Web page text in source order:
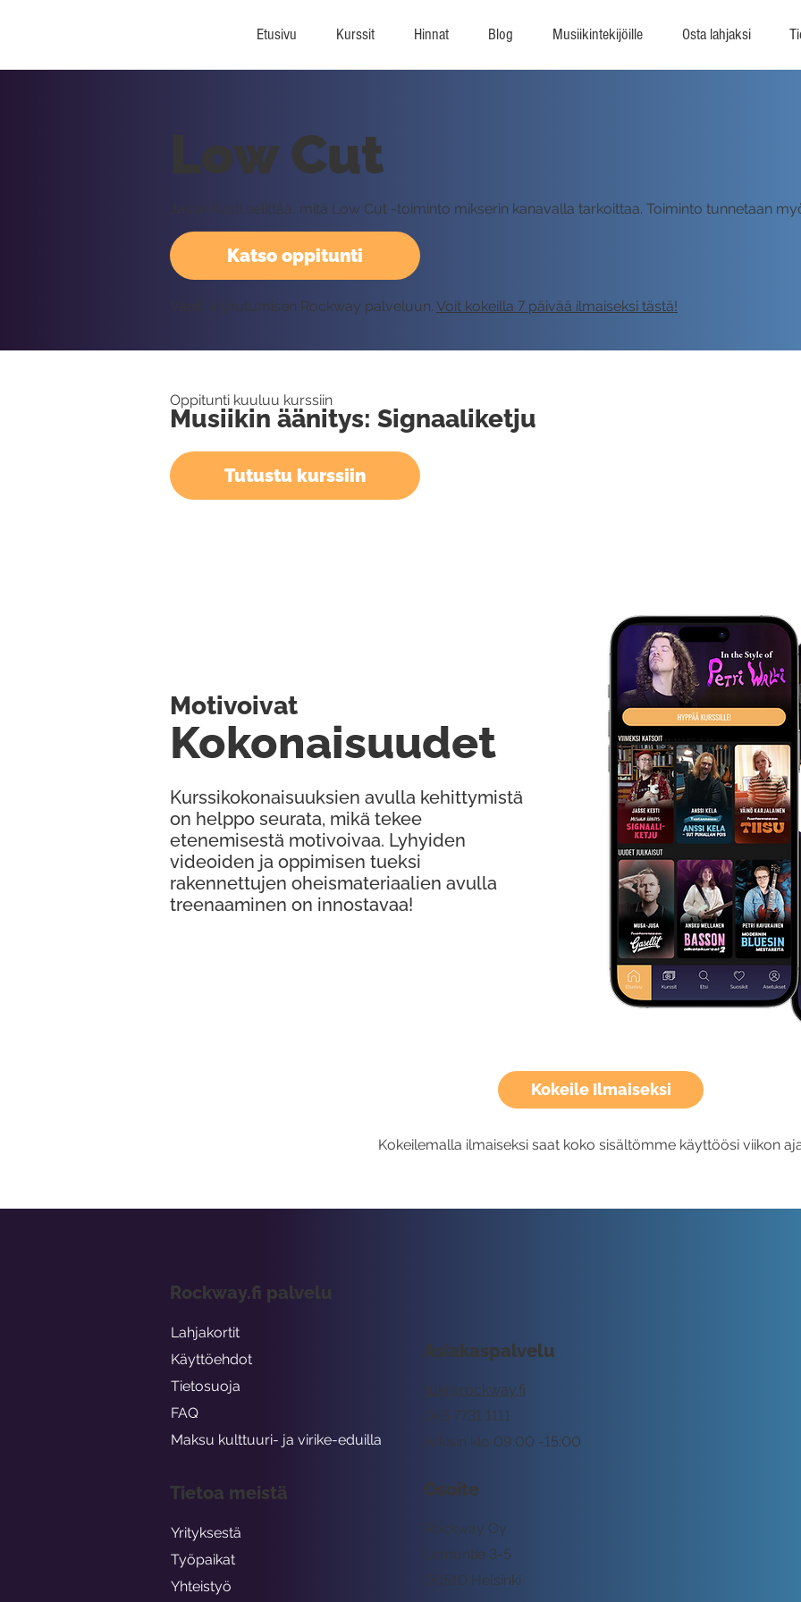
Etusivu Kurssit Hinnat Blog Musiikintekijöille Osta lahjaksi
Kokeile Ilmaiseksi
Kokeilemalla ilmaiseksi saat koko sisältömme käyttöösi viikon
Katso oppitunti
Low Cut
Jasse Kesti selittää, mitä Low Cut -toiminto mikserin kanavalla tarkoittaa. Toiminto tunnetaan
Vaatii kirjautumisen Rockway palveluun. Voit kokeilla 7 päivää ilmaiseksi tästä!
Oppitunti kuuluu kurssiin
Musiikin äänitys: Signaaliketju
Tutustu kurssiin
Kurssikokonaisuuksien avulla kehittymistä
on helppo seurata, mikä tekee
etenemisestä motivoivaa. Lyhyiden
videoiden ja oppimisen tueksi
rakennettujen oheismateriaalien avulla
treenaaminen on innostavaa!
Kokonaisuudet
Motivoivat
Asiakaspalvelu
tuki@rockway.fi
Arkisin klo 09:00 -15:00
045 7731 1111
Osoite
Rockway Oy
Lemuntie 3-5
00510 Helsinki
Rockway.fi palvelu
Lahjakortit
Käyttöehdot
Tietosuoja
FAQ
Maksu kulttuuri- ja virike-eduilla
Tietoa meistä
Yrityksestä
Työpaikat
Yhteistyö